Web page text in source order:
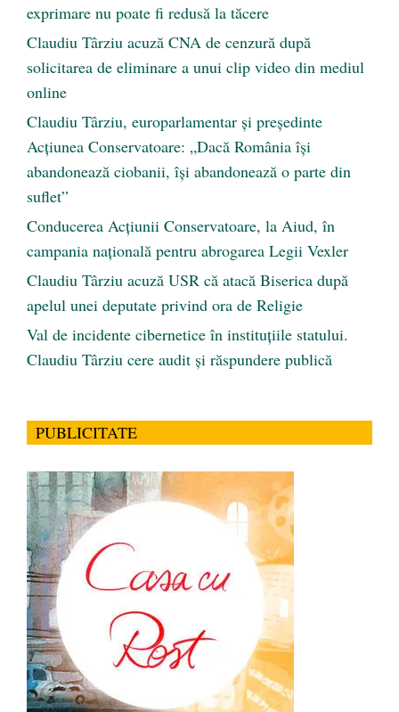
exprimare nu poate fi redusă la tăcere
Claudiu Târziu acuză CNA de cenzură după
solicitarea de eliminare a unui clip video din mediul
online
Claudiu Târziu, europarlamentar și președinte
Acțiunea Conservatoare: „Dacă România își
abandonează ciobanii, își abandonează o parte din
suflet”
Conducerea Acțiunii Conservatoare, la Aiud, în
campania națională pentru abrogarea Legii Vexler
Claudiu Târziu acuză USR că atacă Biserica după
apelul unei deputate privind ora de Religie
Val de incidente cibernetice în instituțiile statului.
Claudiu Târziu cere audit și răspundere publică
PUBLICITATE